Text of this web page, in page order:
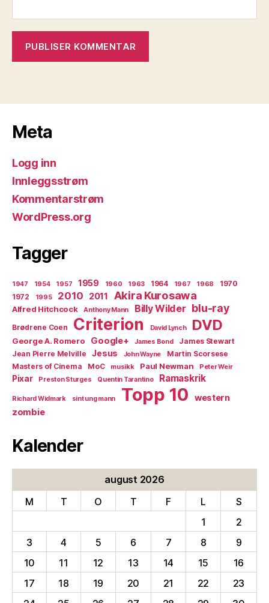
Meta
Logg inn
Innleggsstrøm
Kommentarstrøm
WordPress.org
Tagger
1947 1954 1957 1959 1960 1963 1964 1967 1968
1970
1972
1995 2010 2011 Akira Kurosawa
Alfred Hitchcock Anthony Mann Billy Wilder blu-ray
Brødrene Coen Criterion David Lynch DVD
George A. Romero Google+ James Bond
James Stewart
Jean Pierre Melville
Jesus John Wayne
Martin Scorsese
Masters of Cinema
MoC musikk Paul Newman Peter Weir
Pixar Preston Sturges Quentin Tarantino Ramaskrik
Richard Widmark sint ung mann Topp 10
western
zombie
Kalender
august 2026
M
T O T F L
S
1
2
3
4 5 6 7 8
9
10
11 12 13 14 15
16
17
18 19 20 21 22
23